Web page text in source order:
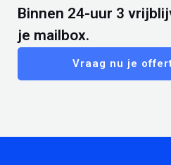
Binnen 24-uur 3
je mailbox.
Vraag nu je